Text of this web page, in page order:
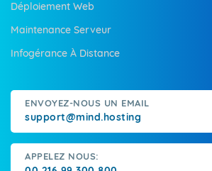
Déploiement Web
Maintenance Serveur
Infogérance À Distance
ENVOYEZ-NOUS UN EMAIL
support@mind.hosting
APPELEZ NOUS: